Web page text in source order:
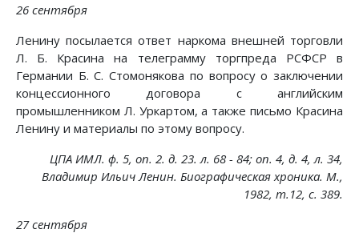
26 сентября
Ленину посылается ответ наркома внешней торговли
Л. Б. Красина на телеграмму торгпреда РСФСР в
Германии Б. С. Стомонякова по вопросу о заключении
концессионного договора с английским
промышленником Л. Уркартом, а также письмо Красина
Ленину и материалы по этому вопросу.
ЦПА ИМЛ. ф. 5, on. 2. д. 23. л. 68 - 84; on. 4, д. 4, л. 34,
Владимир Ильич Ленин. Биографическая хроника. М.,
1982, т.12, с. 389.
27 сентября